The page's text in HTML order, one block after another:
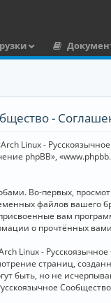
-
Linux -
phpBB»,
Во-первых,
файлов вашего
вам
о прочтённых
Linux -
страниц,
быть, но не